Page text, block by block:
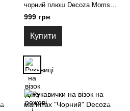
чорний плюш Decoza Moms
(rukavitsy-Op015-pl016)
999 грн
Купити